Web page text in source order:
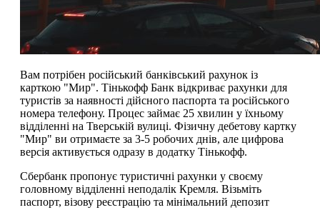
Вам потрібен російський банківський рахунок із
карткою "Мир". Тінькофф Банк відкриває рахунки для
туристів за наявності дійсного паспорта та російського
номера телефону. Процес займає 25 хвилин у їхньому
відділенні на Тверській вулиці. Фізичну дебетову картку
"Мир" ви отримаєте за 3-5 робочих днів, але цифрова
версія активується одразу в додатку Тінькофф.
Сбербанк пропонує туристичні рахунки у своєму
головному відділенні неподалік Кремля. Візьміть
паспорт, візову реєстрацію та мінімальний депозит